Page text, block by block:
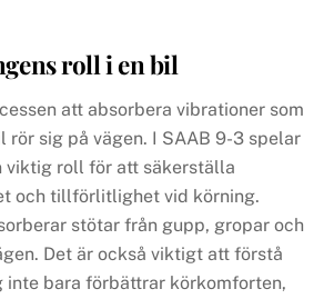
roll i en bil
att absorbera vibrationer som
rör sig på vägen. I SAAB 9-3 spelar
viktig roll för att säkerställa
och tillförlitlighet vid körning.
stötar från gupp, gropar och
Det är också viktigt att förstå
inte bara förbättrar körkomforten,